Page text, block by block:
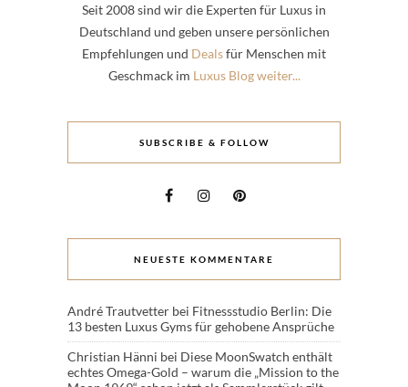
Seit 2008 sind wir die Experten für Luxus in
Deutschland und geben unsere persönlichen
Empfehlungen und Dealsfür Menschen mit
Geschmack im Luxus Blog weiter...
SUBSCRIBE & FOLLOW
NEUESTE KOMMENTARE
André Trautvetter bei Fitnessstudio Berlin: Die
13 besten Luxus Gyms für gehobene Ansprüche
Christian Hänni bei Diese MoonSwatch enthält
echtes Omega-Gold – warum die „Mission to the